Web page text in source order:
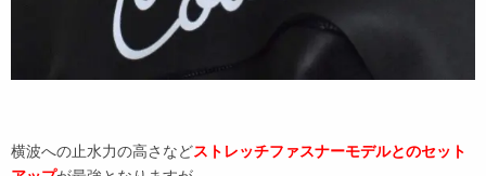
横波への止水力の高さなどストレッチファスナーモデルとのセット